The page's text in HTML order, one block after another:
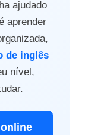
ajudado
aprender
de inglês
nível,